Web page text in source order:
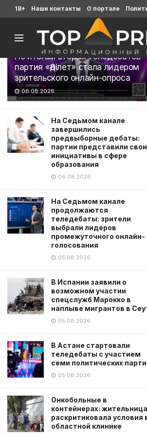
Последние
По итогам вторых теледебатов
партия «Әділет» стала лидером
зрительского онлайн-опроса
06.08.2026
На Седьмом канале
завершились
предвыборные дебаты:
партии представили свои
инициативы в сфере
образования
06.08.2026
На Седьмом канале
продолжаются
теледебаты: зрители
выбрали лидеров
промежуточного онлайн-
голосования
05.08.2026
В Испании заявили о
возможном участии
спецслужб Марокко в
наплыве мигрантов в
05.08.2026
В Астане стартовали
теледебаты с участием
семи политических
05.08.2026
Онкобольные в
контейнерах: жительница
раскритиковала условия
областной клинике
18+ Наши контакты О портале